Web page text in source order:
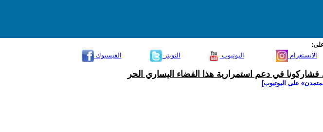
على:
الفيسبوك
التويتر اليوتيوب الانستغرام
فشاركونا في دعم استمرارية هذا الفضاء اليساري الحر
على اليوتيوب]